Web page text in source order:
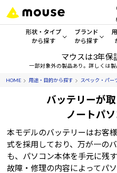
形状・タイプ
から探す
形状・タイプから探す をす
デスクトップPC
タブレット
サーバー
ブランド
から探す
mouse
G TUNE
NEXTGEAR
DAIV
MousePro
マウスは3年保
一部対象外の製品あり。詳しくは製
HOME 用途・目的から探す スペック・パー
バッテリーが
ノートパ
本モデルのバッテリーはお客
式を採用しており、万が一の
も、パソコン本体を手元に残
故障・修理の内容によってパ